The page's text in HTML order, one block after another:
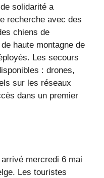
solidarité a
recherche avec des
chiens de
haute montagne de
Les secours
: drones,
sur les réseaux
dans un premier
mercredi 6 mai
Les touristes